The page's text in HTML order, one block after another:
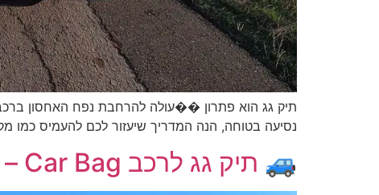
תיק גג הוא פתרון ��עולה להרחבת נפח האחסון
נסיעה בטוחה, הנה המדריך שיעזור לכם להעמיס כמו מקצוענים. 🟢 טיפ 1: סדרו את הציוד מראש 📌 אל תחכו
🚙 תיק גג לרכב Car Bag – הסיפור שלנו